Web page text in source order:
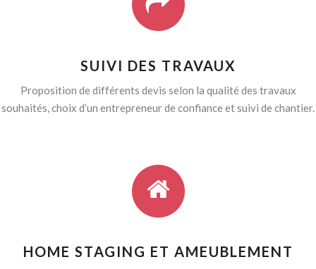
SUIVI DES TRAVAUX
Proposition de différents devis selon la qualité des travaux
souhaités, choix d’un entrepreneur de confiance et suivi de chantier.
HOME STAGING ET AMEUBLEMENT